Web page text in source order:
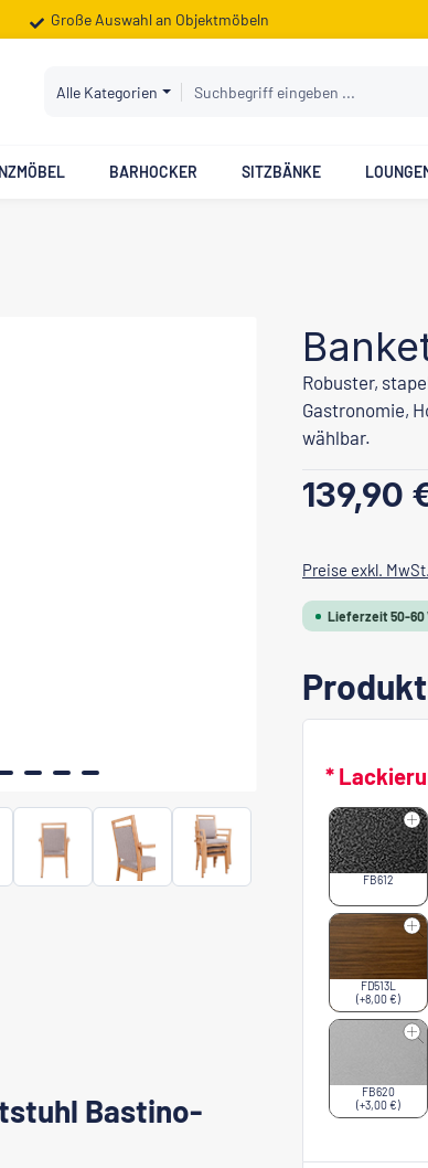
Große Auswahl an Objektmöbeln
Alle Kategorien
BARHOCKER SITZBÄNKE
Robuster,
Gastronomie,
wählbar.
Regulärer
139,90
Preise exkl.
Lieferzeit 50-60
*
FB612
FD513L
(+8,00 €)
FB620
(+3,00 €)
Bastino-